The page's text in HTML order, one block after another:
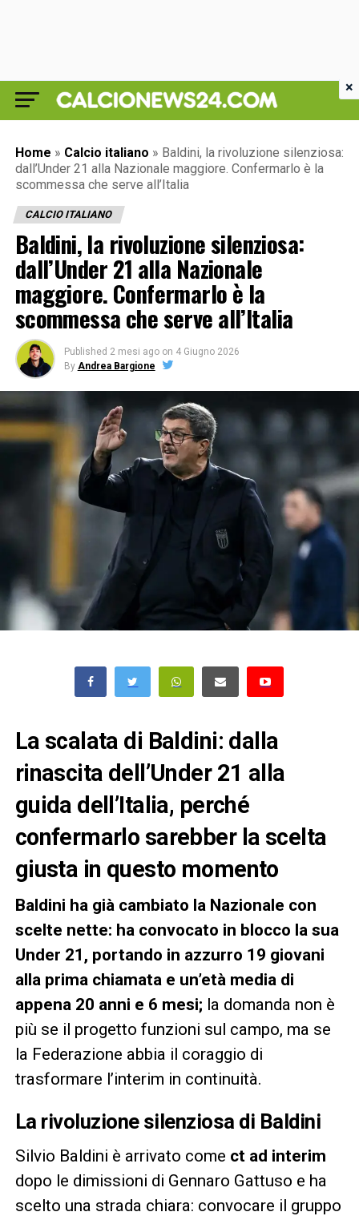
Home » Calcio italiano » Baldini, la rivoluzione silenziosa:
dall’Under 21 alla Nazionale maggiore. Confermarlo è la
scommessa che serve all’Italia
CALCIO ITALIANO
Baldini, la rivoluzione silenziosa:
dall’Under 21 alla Nazionale
maggiore. Confermarlo è la
scommessa che serve all’Italia
Published 2 mesi ago on 4 Giugno 2026
By Andrea Bargione
La scalata di Baldini: dalla
rinascita dell’Under 21 alla
guida dell’Italia, perché
confermarlo sarebber la scelta
giusta in questo momento
Baldini ha già cambiato la Nazionale con
scelte nette: ha convocato in blocco la sua
Under 21, portando in azzurro 19 giovani
alla prima chiamata e un’età media di
appena 20 anni e 6 mesi; la domanda non è
più se il progetto funzioni sul campo, ma se
la Federazione abbia il coraggio di
trasformare l’interim in continuità.
La rivoluzione silenziosa di Baldini
Silvio Baldini è arrivato come ct ad interim
dopo le dimissioni di Gennaro Gattuso e ha
scelto una strada chiara: convocare il gruppo
×